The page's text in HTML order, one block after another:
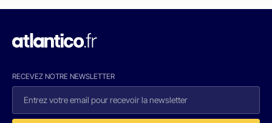
RECEVEZ NOTRE NEWSLETTER